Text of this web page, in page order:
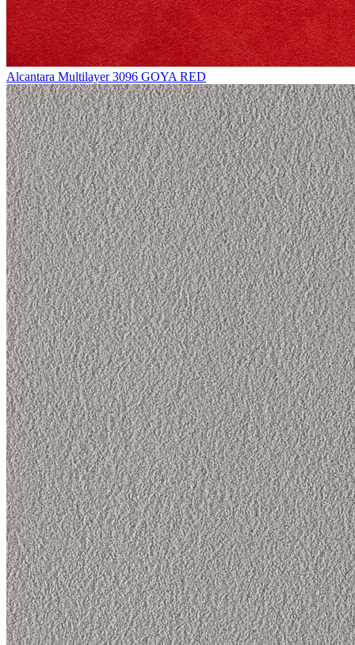
Alcantara Multilayer 3096 GOYA RED